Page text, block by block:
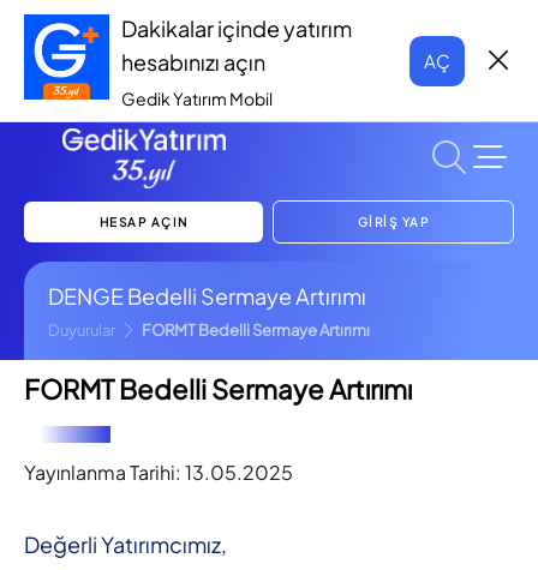
Dakikalar içinde yatırım
hesabınızı açın
Gedik Yatırım Mobil
AÇ
HESAP AÇIN GİRİŞ YAP
DENGE Bedelli Sermaye Artırımı
Duyurular FORMT Bedelli Sermaye Artırımı
FORMT Bedelli Sermaye Artırımı
Yayınlanma Tarihi: 13.05.2025
Değerli Yatırımcımız,